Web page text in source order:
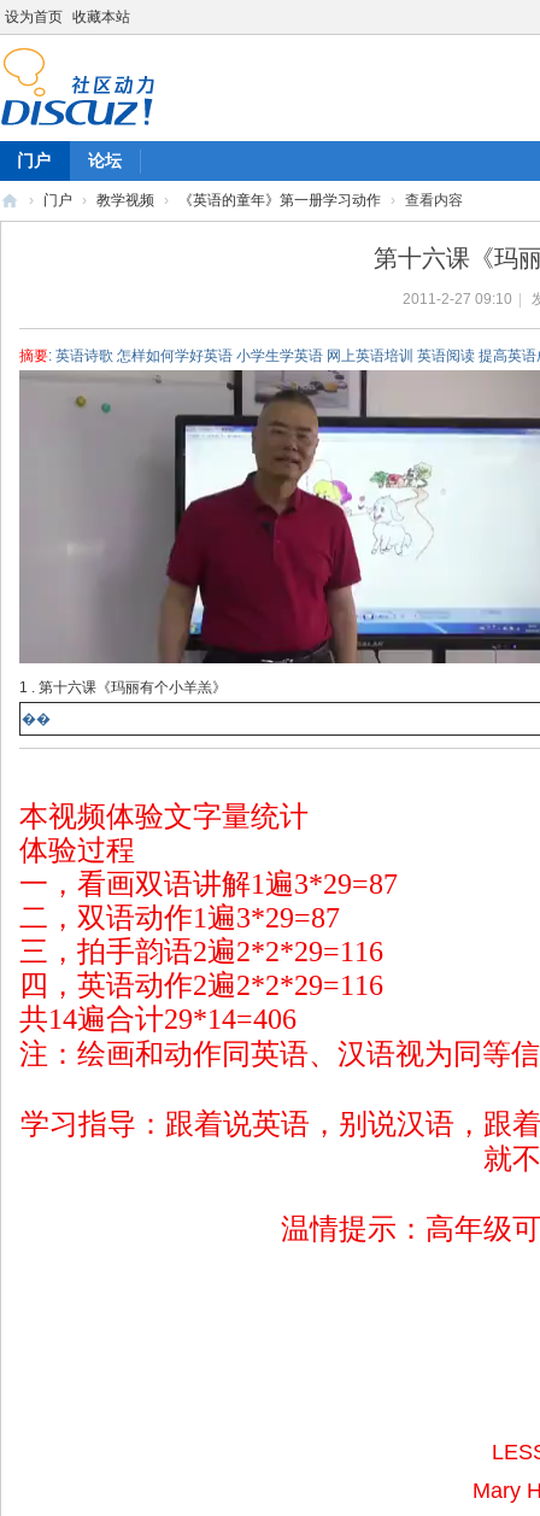
设为首页 收藏本站
门户 论坛
› 门户 › 教学视频 › 《英语的童年》第一册学习动作 › 查看内容
第十六课《玛
2011-2-27 09:10
摘要: 英语诗歌 怎样如何学好英语 小学生学英语 网上英语培训 英语阅读 提高英
1 . 第十六课《玛丽有个小羊羔》
��
本视频体验文字量统计
体验过程
一，看画双语讲解1遍3*29=87
二，双语动作1遍3*29=87
三，拍手韵语2遍2*2*29=116
四，英语动作2遍2*2*29=116
共14遍合计29*14=406
注：绘画和动作同英语、汉语视为同等
学习指导：跟着说英语，别说汉语，跟
就
温情提示：高年级
Mary